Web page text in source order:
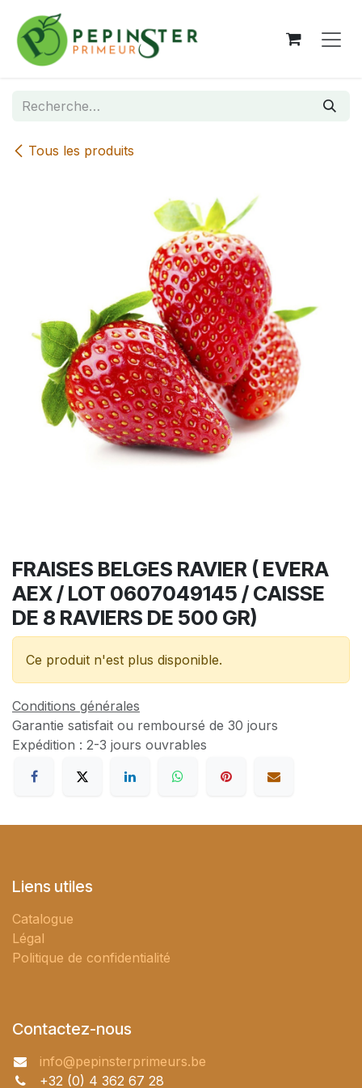
Se rendre au contenu
Tous les produits
FRAISES BELGES RAVIER ( EVERA
AEX / LOT 0607049145 / CAISSE
DE 8 RAVIERS DE 500 GR)
Ce produit n'est plus disponible.
Conditions générales
Garantie satisfait ou remboursé de 30 jours
Expédition : 2-3 jours ouvrables
Liens utiles
Catalogue
Légal
Politique de confidentialité
Contactez-nous
info@pepinsterprimeurs.be
+32 (0) 4 362 67 28